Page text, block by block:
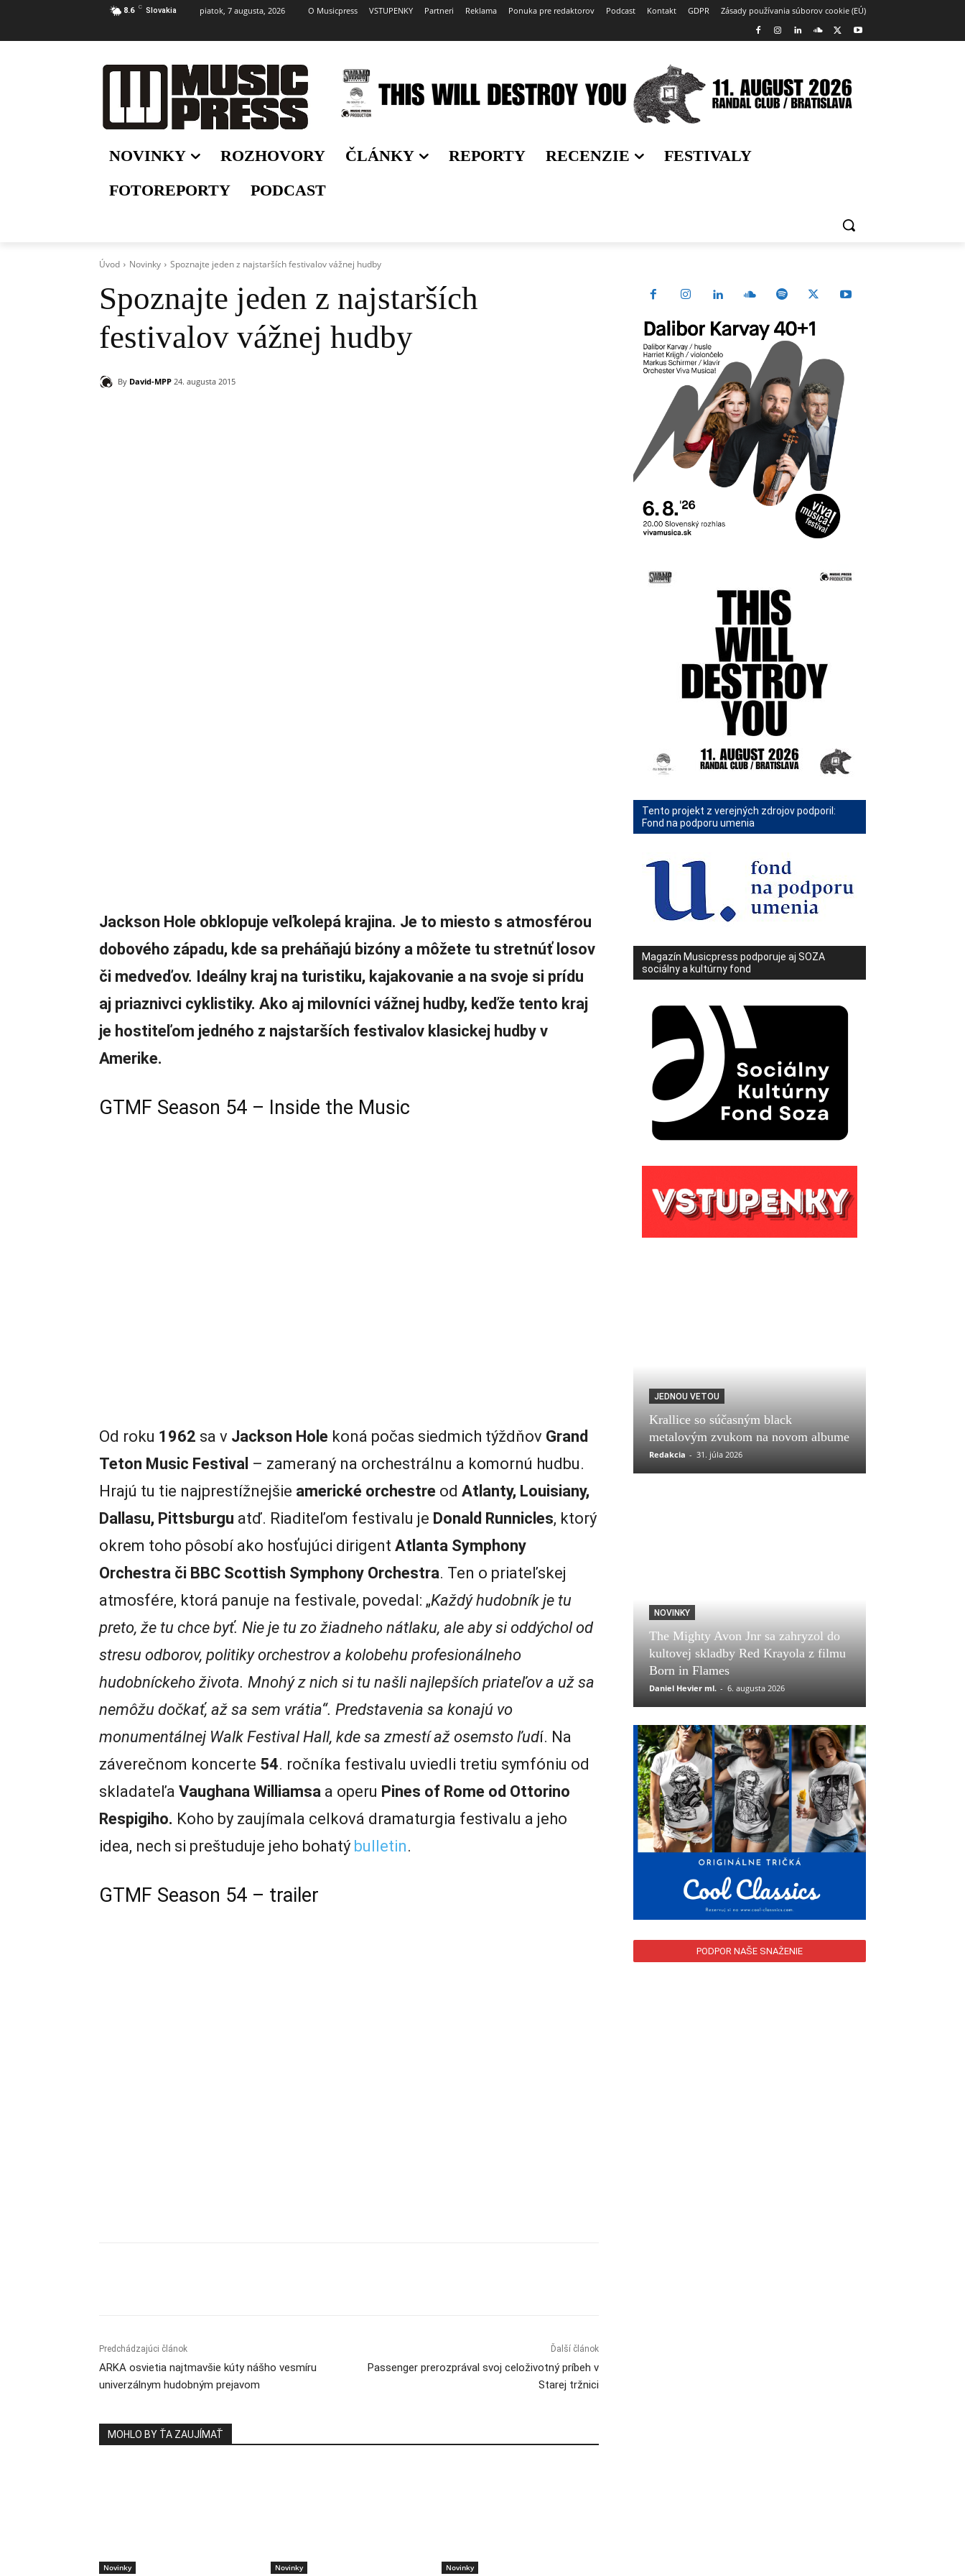
8.6 C Slovakia piatok, 7 augusta, 2026 O Musicpress VSTUPENKY Partneri Reklama Ponuka pre redaktorov Podcast Kontakt GDPR Zásady používania súborov cookie (EÚ)
NOVINKY ROZHOVORY ČLÁNKY REPORTY RECENZIE
FESTIVALY
FOTOREPORTY
PODCAST
Úvod Novinky Spoznajte jeden z najstarších festivalov vážnej hudby
Spoznajte jeden z najstarších
festivalov vážnej hudby
By David-MPP 24. augusta 2015
Jackson Hole obklopuje veľkolepá krajina. Je to miesto s atmosférou
dobového západu, kde sa preháňajú bizóny a môžete tu stretnúť losov
či medveďov. Ideálny kraj na turistiku, kajakovanie a na svoje si prídu
aj priaznivci cyklistiky. Ako aj milovníci vážnej hudby, keďže tento kraj
je hostiteľom jedného z najstarších festivalov klasickej hudby v
Amerike.
GTMF Season 54 – Inside the Music
Od roku 1962 sa v Jackson Hole koná počas siedmich týždňov Grand
Teton Music Festival – zameraný na orchestrálnu a komornú hudbu.
Hrajú tu tie najprestížnejšie americké orchestre od Atlanty, Louisiany,
Dallasu, Pittsburgu atď. Riaditeľom festivalu je Donald Runnicles, ktorý
okrem toho pôsobí ako hosťujúci dirigent Atlanta Symphony
Orchestra či BBC Scottish Symphony Orchestra. Ten o priateľskej
atmosfére, ktorá panuje na festivale, povedal: „Každý hudobník je tu
preto, že tu chce byť. Nie je tu zo žiadneho nátlaku, ale aby si oddýchol od
stresu odborov, politiky orchestrov a kolobehu profesionálneho
hudobníckeho života. Mnohý z nich si tu našli najlepších priateľov a už sa
nemôžu dočkať, až sa sem vrátia“. Predstavenia sa konajú vo
monumentálnej Walk Festival Hall, kde sa zmestí až osemsto ľudí. Na
záverečnom koncerte 54. ročníka festivalu uviedli tretiu symfóniu od
skladateľa Vaughana Williamsa a operu Pines of Rome od Ottorino
Respigiho. Koho by zaujímala celková dramaturgia festivalu a jeho
idea, nech si preštuduje jeho bohatý bulletin.
GTMF Season 54 – trailer
Predchádzajúci článok
ARKA osvietia najtmavšie kúty nášho vesmíru
univerzálnym hudobným prejavom
Ďalší článok
Passenger prerozprával svoj celoživotný príbeh v
Starej tržnici
MOHLO BY ŤA ZAUJÍMAŤ
Novinky Novinky Novinky
Tento projekt z verejných zdrojov podporil:
Fond na podporu umenia
Magazín Musicpress podporuje aj SOZA
sociálny a kultúrny fond
JEDNOU VETOU
Krallice so súčasným black
metalovým zvukom na novom albume
Redakcia - 31. júla 2026
NOVINKY
The Mighty Avon Jnr sa zahryzol do
kultovej skladby Red Krayola z filmu
Born in Flames
Daniel Hevier ml. - 6. augusta 2026
PODPOR NAŠE SNAŽENIE